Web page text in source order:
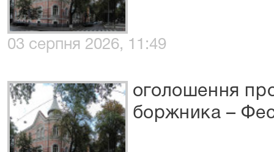
03 серпня 2026, 11:49
оголошення
боржника –